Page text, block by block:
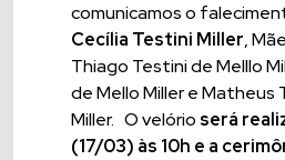
comunicamos o
Cecília Testini Miller,
Thiago Testini de Melllo
de Mello Miller e Matheus
Miller. O velório será
(17/03) às 10h e a